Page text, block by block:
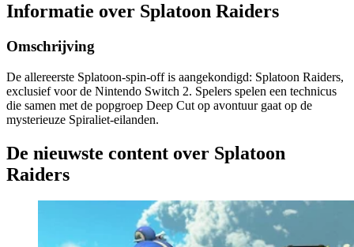
Informatie over Splatoon Raiders
Omschrijving
De allereerste Splatoon-spin-off is aangekondigd: Splatoon Raiders,
exclusief voor de Nintendo Switch 2. Spelers spelen een technicus
die samen met de popgroep Deep Cut op avontuur gaat op de
mysterieuze Spiraliet-eilanden.
De nieuwste content over Splatoon
Raiders